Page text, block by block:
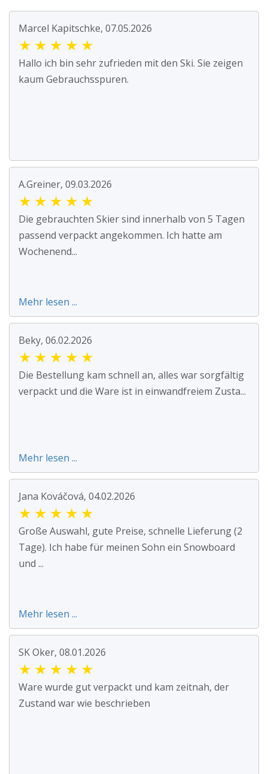
Marcel Kapitschke, 07.05.2026
★ ★ ★ ★ ★
Hallo ich bin sehr zufrieden mit den Ski. Sie zeigen
kaum Gebrauchsspuren.
A.Greiner, 09.03.2026
★ ★ ★ ★ ★
Die gebrauchten Skier sind innerhalb von 5 Tagen
passend verpackt angekommen. Ich hatte am
Wochenend...
Mehr lesen ...
Beky, 06.02.2026
★ ★ ★ ★ ★
Die Bestellung kam schnell an, alles war sorgfältig
verpackt und die Ware ist in einwandfreiem Zusta...
Mehr lesen ...
Jana Kováčová, 04.02.2026
★ ★ ★ ★ ★
Große Auswahl, gute Preise, schnelle Lieferung (2
Tage). Ich habe für meinen Sohn ein Snowboard
und ...
Mehr lesen ...
SK Oker, 08.01.2026
★ ★ ★ ★ ★
Ware wurde gut verpackt und kam zeitnah, der
Zustand war wie beschrieben